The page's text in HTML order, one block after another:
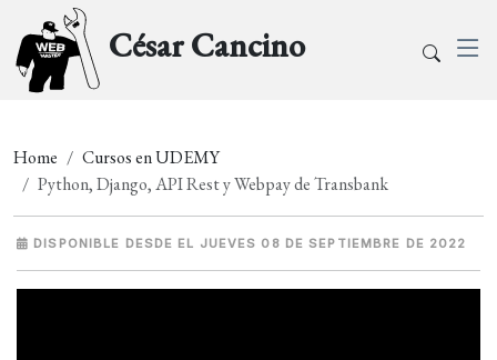
César Cancino
Home
Cursos en UDEMY
Python, Django, API Rest y Webpay de Transbank
DISPONIBLE DESDE EL JUEVES 08 DE SEPTIEMBRE DE 2022